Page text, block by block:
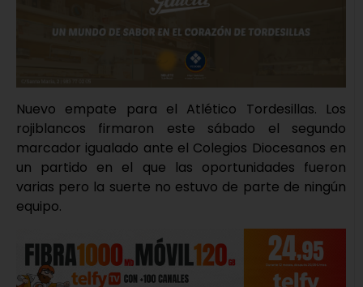
Nuevo empate para el Atlético Tordesillas. Los
rojiblancos firmaron este sábado el segundo
marcador igualado ante el Colegios Diocesanos en
un partido en el que las oportunidades fueron
varias pero la suerte no estuvo de parte de ningún
equipo.